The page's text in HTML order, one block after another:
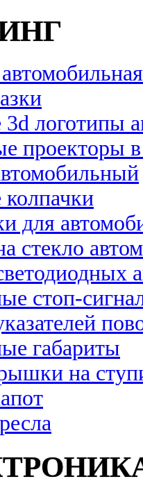
логотипы
проекторы
для
стекло
стоп-
габариты
на